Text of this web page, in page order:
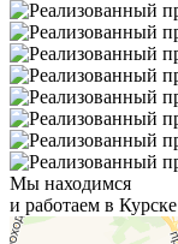
Мы находимся
и работаем в